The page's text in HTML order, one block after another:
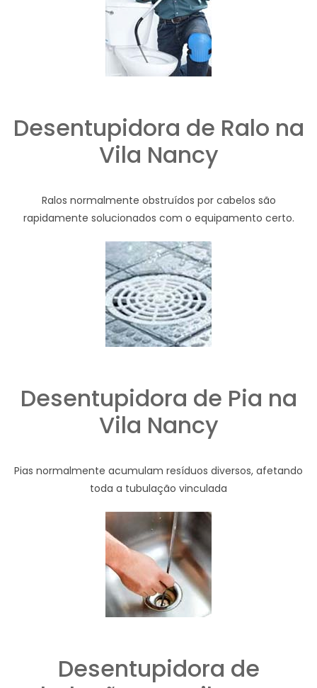
Desentupidora de Ralo na
Vila Nancy
Ralos normalmente obstruídos por cabelos são
rapidamente solucionados com o equipamento certo.
Desentupidora de Pia na
Vila Nancy
Pias normalmente acumulam resíduos diversos, afetando
toda a tubulação vinculada
Desentupidora de